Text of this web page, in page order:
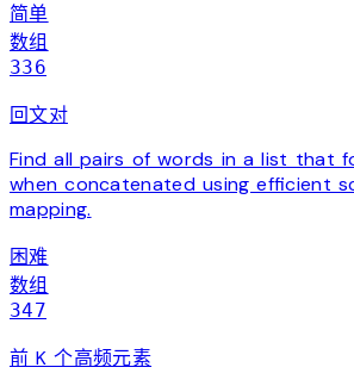
简单
数组
336
回文对
Find all pairs of words in a list that
when concatenated using efficient
mapping.
困难
数组
347
前 K 个高频元素